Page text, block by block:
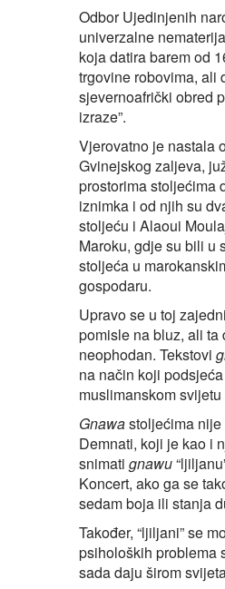
Odbor Ujedinjenih
univerzalne
koja datira barem od
trgovine robovima, ali
sjevernoafrički obred
izraze”.
Vjerovatno je nastala
Gvinejskog zaljeva,
prostorima stoljećima
iznimka i od njih su
stoljeću i Alaoui
Maroku, gdje su bili u
stoljeća u
gospodaru.
Upravo se u toj
pomisle na bluz, ali ta
neophodan. Tekstovi
na način koji
muslimanskom svijetu
Gnawastoljećima
Demnati, koji je kao i
snimati gnawu
Koncert, ako ga se
sedam boja ili stanja
Također, “ljiljani” se
psiholoških problema
sada daju širom